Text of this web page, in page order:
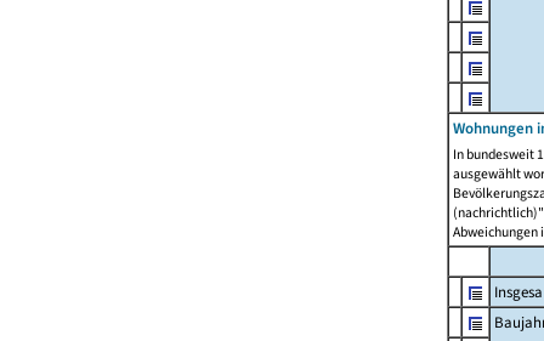
Wohnungen
In bundesweit
ausgewählt
Abweichungen